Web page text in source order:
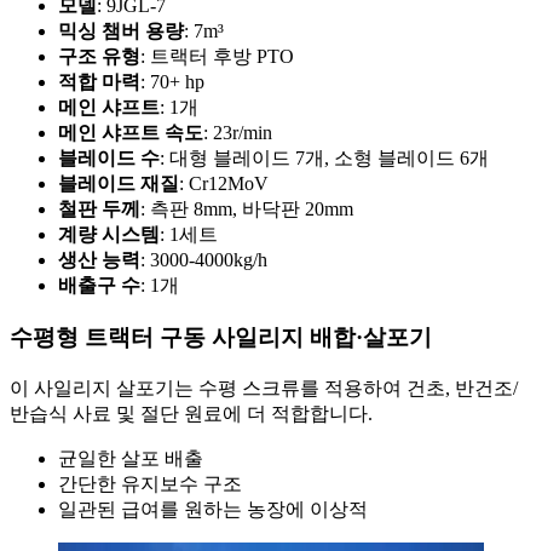
모델: 9JGL-7
믹싱 챔버 용량: 7m³
구조 유형: 트랙터 후방 PTO
적합 마력: 70+ hp
메인 샤프트: 1개
메인 샤프트 속도: 23r/min
블레이드 수: 대형 블레이드 7개, 소형 블레이드 6개
블레이드 재질: Cr12MoV
철판 두께 : 측판 8mm, 바닥판 20mm
계량 시스템 : 1세트
생산 능력: 3000-4000kg/h
배출구 수: 1개
수평형 트랙터 구동 사일리지 배합·살포기
이 사일리지 살포기는 수평 스크류를 적용하여 건초, 반건조/
반습식 사료 및 절단 원료에 더 적합합니다.
균일한 살포 배출
간단한 유지보수 구조
일관된 급여를 원하는 농장에 이상적